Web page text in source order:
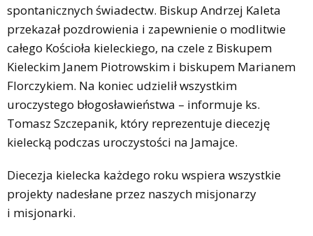
spontanicznych świadectw. Biskup Andrzej Kaleta
przekazał pozdrowienia i zapewnienie o modlitwie
całego Kościoła kieleckiego, na czele z Biskupem
Kieleckim Janem Piotrowskim i biskupem Marianem
Florczykiem. Na koniec udzielił wszystkim
uroczystego błogosławieństwa – informuje ks.
Tomasz Szczepanik, który reprezentuje diecezję
kielecką podczas uroczystości na Jamajce.
Diecezja kielecka każdego roku wspiera wszystkie
projekty nadesłane przez naszych misjonarzy
i misjonarki.